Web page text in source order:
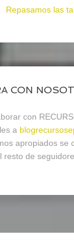
Repasamos las
CON
con
a
apropiados se
resto de